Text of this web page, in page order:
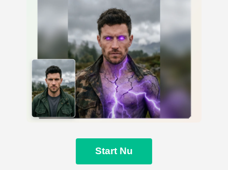
Start Nu